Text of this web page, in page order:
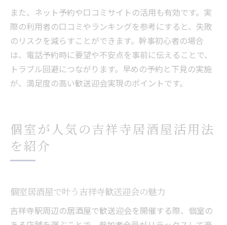
また、ネット予約や口コミサイトの活用も有効です。実
際の利用者の口コミやランキングを参考にすると、失敗
のリスクを減らすことができます。幹事初心者の場合
は、電話予約時に要望や不安点を事前に伝えることで、
トラブル回避につながります。早めの予約と下見の実施
が、満足度の高い歓送迎会実現のポイントです。
個室が人気の吉祥寺居酒屋活用法
を紹介
個室居酒屋で叶う吉祥寺歓送迎会の魅力
吉祥寺駅周辺の居酒屋で歓送迎会を開催する際、個室の